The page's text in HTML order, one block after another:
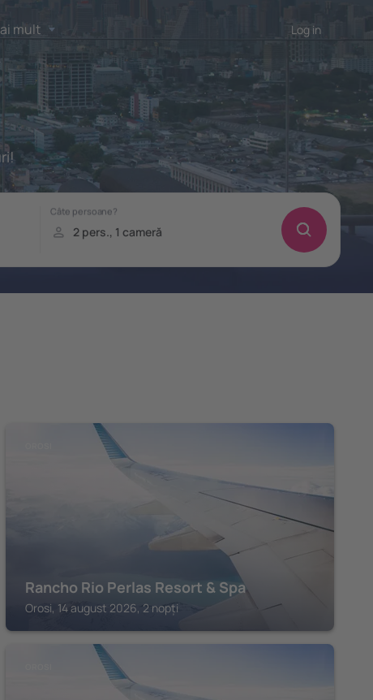
mult Log in
Rancho Rio Perlas Resort & Spa
Orosi, 14 august 2026, 2 nopți